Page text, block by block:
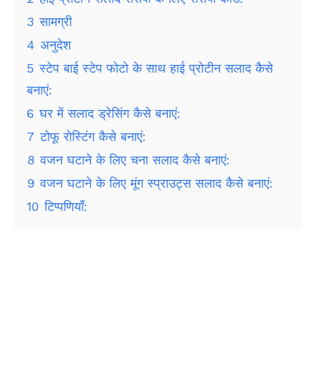
3 सामग्री
4 अनुदेश
5 स्टेप बाई स्टेप फोटो के साथ हाई प्रोटीन सलाद कैसे
बनाएं:
6 घर में सलाद ड्रेसिंग कैसे बनाएं:
7 टोफू रोस्टिंग कैसे बनाएं:
8 वजन घटाने के लिए चना सलाद कैसे बनाएं:
9 वजन घटाने के लिए मूंग स्प्राउट्स सलाद कैसे बनाएं:
10 टिप्पणियाँ: